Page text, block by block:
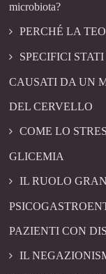
microbiota?
PERCHÉ LA
SPECIFICI
CAUSATI DA UN
DEL CERVELLO
COME LO
GLICEMIA
IL RUOLO
PAZIENTI CON
IL